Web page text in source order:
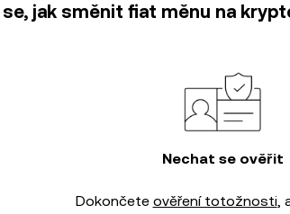
jak směnit fiat měnu na
Nechat se ověřit
Dokončete ověření totožnosti,